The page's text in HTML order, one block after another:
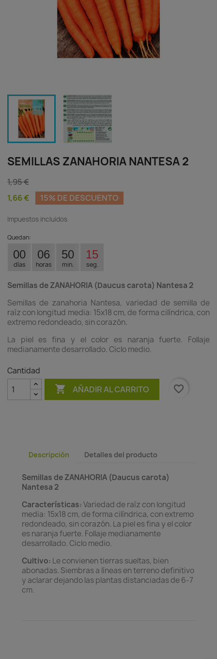
SEMILLAS ZANAHORIA NANTESA 2
1,95 €
1,66 €
15% DE DESCUENTO
Impuestos incluidos
Quedan:
00
días
06
horas
50
min.
15
seg.
Semillas de ZANAHORIA (Daucus carota) Nantesa 2
Semillas de zanahoria Nantesa, variedad de semilla de
raíz con longitud media: 15x18 cm, de forma cilíndrica, con
extremo redondeado, sin corazón.
La piel es fina y el color es naranja fuerte. Follaje
medianamente desarrollado. Ciclo medio.
Cantidad
 AÑADIR AL CARRITO favorite_border
Descripción Detalles del producto
Semillas de ZANAHORIA (Daucus carota)
Nantesa 2
Características:Variedad de raíz con longitud
media: 15x18 cm, de forma cilíndrica, con extremo
redondeado, sin corazón. La piel es fina y el color
es naranja fuerte. Follaje medianamente
desarrollado. Ciclo medio.
Cultivo: Le convienen tierras sueltas, bien
abonadas. Siembras a líneas en terreno definitivo
y aclarar dejando las plantas distanciadas de 6-7
cm.